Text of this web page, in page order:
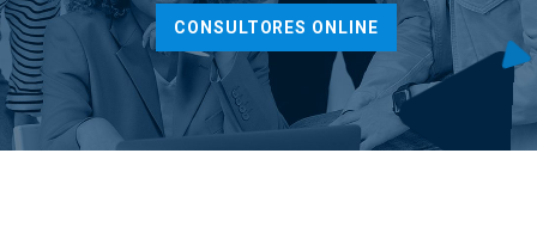
CONSULTORES ONLINE